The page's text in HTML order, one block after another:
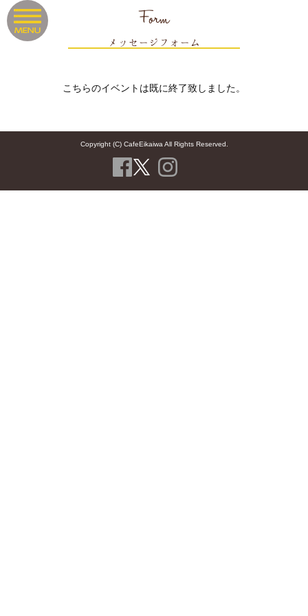
Form
メッセージフォーム
こちらのイベントは既に終了致しました。
Copyright (C) CafeEikaiwa All Rights Reserved.